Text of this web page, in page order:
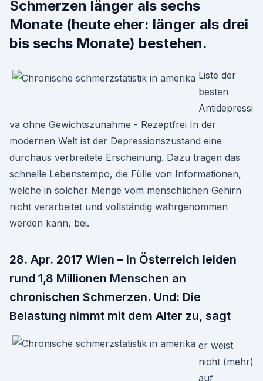
Schmerzen länger als sechs
Monate (heute eher: länger als drei
bis sechs Monate) bestehen.
Liste der
besten
Antidepressi
va ohne Gewichtszunahme - Rezeptfrei In der
modernen Welt ist der Depressionszustand eine
durchaus verbreitete Erscheinung. Dazu trägen das
schnelle Lebenstempo, die Fülle von Informationen,
welche in solcher Menge vom menschlichen Gehirn
nicht verarbeitet und vollständig wahrgenommen
werden kann, bei.
28. Apr. 2017 Wien – In Österreich leiden
rund 1,8 Millionen Menschen an
chronischen Schmerzen. Und: Die
Belastung nimmt mit dem Alter zu, sagt
er weist
nicht (mehr)
auf